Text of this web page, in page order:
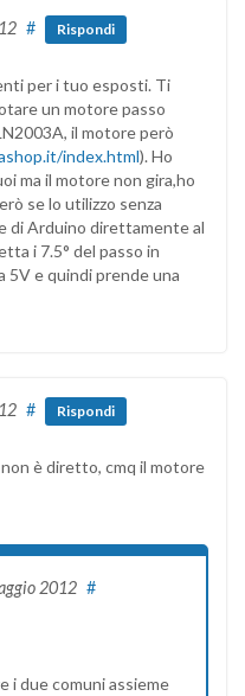
# Rispondi
per i tuo esposti. Ti
un motore passo
il motore però
index.html). Ho
ma il motore non gira,ho
se lo utilizzo senza
di Arduino direttamente al
i 7.5° del passo in
5V e quindi prende una
# Rispondi
è diretto, cmq il motore
2012 #
i due comuni assieme